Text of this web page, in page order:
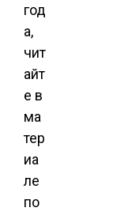
год
а,
чит
айт
е в
ма
тер
иа
ле
по